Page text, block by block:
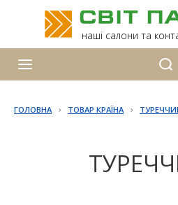
наші салони та
ГОЛОВНА › ТОВАР КРАЇНА ›